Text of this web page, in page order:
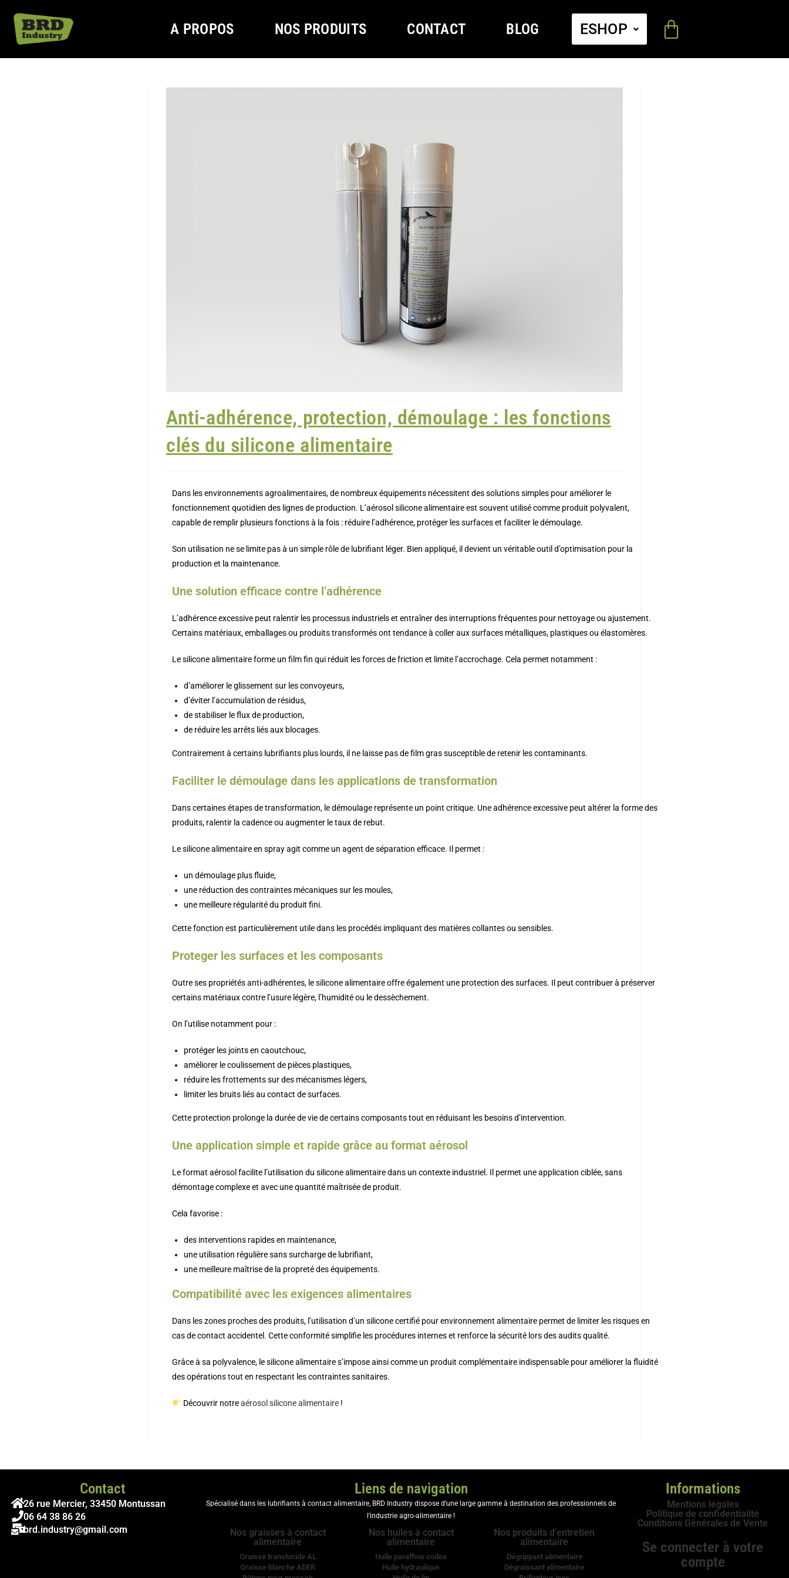
A PROPOS NOS PRODUITS CONTACT BLOG ESHOP
Anti-adhérence, protection, démoulage : les fonctions
clés du silicone alimentaire
Dans les environnements agroalimentaires, de nombreux équipements nécessitent des solutions simples pour améliorer le
fonctionnement quotidien des lignes de production. L’aérosol silicone alimentaire est souvent utilisé comme produit polyvalent,
capable de remplir plusieurs fonctions à la fois : réduire l’adhérence, protéger les surfaces et faciliter le démoulage.
Son utilisation ne se limite pas à un simple rôle de lubrifiant léger. Bien appliqué, il devient un véritable outil d’optimisation pour la
production et la maintenance.
Une solution efficace contre l’adhérence
L’adhérence excessive peut ralentir les processus industriels et entraîner des interruptions fréquentes pour nettoyage ou ajustement.
Certains matériaux, emballages ou produits transformés ont tendance à coller aux surfaces métalliques, plastiques ou élastomères.
Le silicone alimentaire forme un film fin qui réduit les forces de friction et limite l’accrochage. Cela permet notamment :
d’améliorer le glissement sur les convoyeurs,
d’éviter l’accumulation de résidus,
de stabiliser le flux de production,
de réduire les arrêts liés aux blocages.
Contrairement à certains lubrifiants plus lourds, il ne laisse pas de film gras susceptible de retenir les contaminants.
Faciliter le démoulage dans les applications de transformation
Dans certaines étapes de transformation, le démoulage représente un point critique. Une adhérence excessive peut altérer la forme des
produits, ralentir la cadence ou augmenter le taux de rebut.
Le silicone alimentaire en spray agit comme un agent de séparation efficace. Il permet :
un démoulage plus fluide,
une réduction des contraintes mécaniques sur les moules,
une meilleure régularité du produit fini.
Cette fonction est particulièrement utile dans les procédés impliquant des matières collantes ou sensibles.
Proteger les surfaces et les composants
Outre ses propriétés anti-adhérentes, le silicone alimentaire offre également une protection des surfaces. Il peut contribuer à préserver
certains matériaux contre l’usure légère, l’humidité ou le dessèchement.
On l’utilise notamment pour :
protéger les joints en caoutchouc,
améliorer le coulissement de pièces plastiques,
réduire les frottements sur des mécanismes légers,
limiter les bruits liés au contact de surfaces.
Cette protection prolonge la durée de vie de certains composants tout en réduisant les besoins d’intervention.
Une application simple et rapide grâce au format aérosol
Le format aérosol facilite l’utilisation du silicone alimentaire dans un contexte industriel. Il permet une application ciblée, sans
démontage complexe et avec une quantité maîtrisée de produit.
Cela favorise :
des interventions rapides en maintenance,
une utilisation régulière sans surcharge de lubrifiant,
une meilleure maîtrise de la propreté des équipements.
Compatibilité avec les exigences alimentaires
Dans les zones proches des produits, l’utilisation d’un silicone certifié pour environnement alimentaire permet de limiter les risques en
cas de contact accidentel. Cette conformité simplifie les procédures internes et renforce la sécurité lors des audits qualité.
Grâce à sa polyvalence, le silicone alimentaire s’impose ainsi comme un produit complémentaire indispensable pour améliorer la fluidité
des opérations tout en respectant les contraintes sanitaires.
Découvrir notreaérosol silicone alimentaire!
Contact
26 rue Mercier, 33450 Montussan
06 64 38 86 26
brd.industry@gmail.com
Liens de navigation
Spécialisé dans les lubrifiants à contact alimentaire, BRD Industry dispose d’une large gamme à destination des professionnels de
l’industrie agro-alimentaire !
Nos graisses à contact
alimentaire
Graisse translucide AL
Graisse blanche ADER
Nos huiles à contact
alimentaire
Huile paraffine codex
Huile hydraulique
Nos produits d'entretien
alimentaire
Dégrippant alimentaire
Dégraissant alimentaire
Informations
Mentions légales
Politique de confidentialité
Conditions Générales de Vente
Se connecter à votre
compte